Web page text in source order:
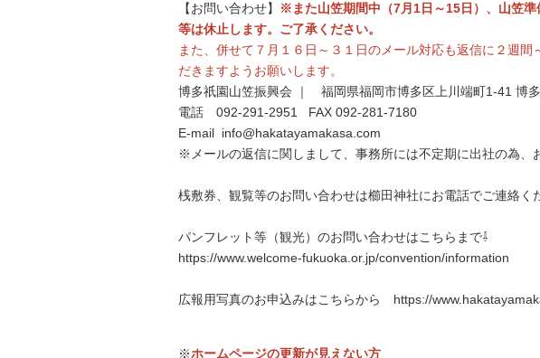
【お問い合わせ】
※また山笠期間中（7月1日～15日）、山笠
等は休止します。ご了承ください。
また、併せて７月１６日～３１日のメール対応も返信に２週
だきますようお願いします。
博多祇園山笠振興会 ｜ 福岡県福岡市博多区上川端町1-41 博
電話 092-291-2951 FAX 092-281-7180
E-mail info@hakatayamakasa.com
※メールの返信に関しまして、事務所には不定期に出社の為、
桟敷券、観覧等のお問い合わせは櫛田神社にお電話でご連
パンフレット等（観光）のお問い合わせはこちらまで⇩
https://www.welcome-fukuoka.or.jp/convention/information
広報用写真のお申込みはこちらから https://
※ホームページの更新が見えない方